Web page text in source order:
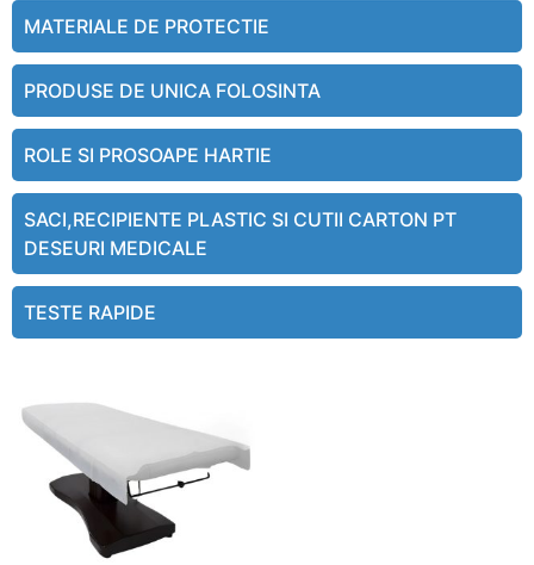
MATERIALE DE PROTECTIE
PRODUSE DE UNICA FOLOSINTA
ROLE SI PROSOAPE HARTIE
SACI,RECIPIENTE PLASTIC SI CUTII CARTON PT
DESEURI MEDICALE
TESTE RAPIDE